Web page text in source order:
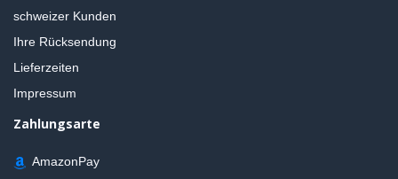
schweizer Kunden
Ihre Rücksendung
Lieferzeiten
Impressum
Zahlungsarte
AmazonPay